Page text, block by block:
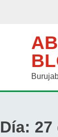
Día: 27